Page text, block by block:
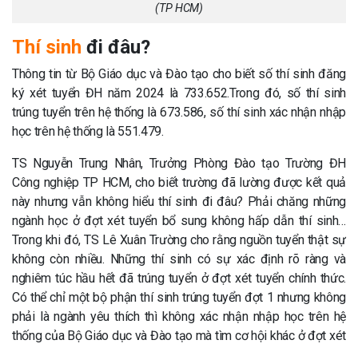
(TP HCM)
Thí sinh đi đâu?
Thông tin từ Bộ Giáo dục và Đào tạo cho biết số thí sinh đăng
ký xét tuyển ĐH năm 2024 là 733.652.Trong đó, số thí sinh
trúng tuyển trên hệ thống là 673.586, số thí sinh xác nhận nhập
học trên hệ thống là 551.479.
TS Nguyễn Trung Nhân, Trưởng Phòng Đào tạo Trường ĐH
Công nghiệp TP HCM, cho biết trường đã lường được kết quả
này nhưng vẫn không hiểu thí sinh đi đâu? Phải chăng những
ngành học ở đợt xét tuyển bổ sung không hấp dẫn thí sinh…
Trong khi đó, TS Lê Xuân Trường cho rằng nguồn tuyển thật sự
không còn nhiều. Những thí sinh có sự xác định rõ ràng và
nghiêm túc hầu hết đã trúng tuyển ở đợt xét tuyển chính thức.
Có thể chỉ một bộ phận thí sinh trúng tuyển đợt 1 nhưng không
phải là ngành yêu thích thì không xác nhận nhập học trên hệ
thống của Bộ Giáo dục và Đào tạo mà tìm cơ hội khác ở đợt xét